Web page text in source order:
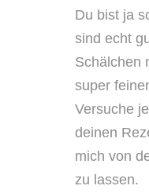
Du bist ja
sind echt
Schälchen
super
Versuche
deinen
mich von
zu lassen.